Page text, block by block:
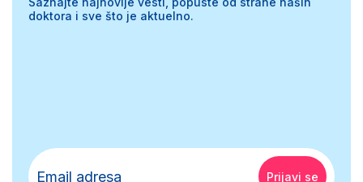
doktora i sve što je aktuelno.